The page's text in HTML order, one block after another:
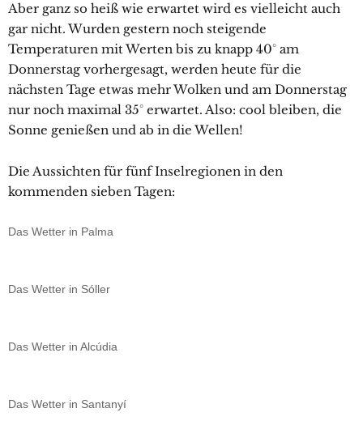
Aber ganz so heiß wie erwartet wird es vielleicht auch
gar nicht. Wurden gestern noch steigende
Temperaturen mit Werten bis zu knapp 40° am
Donnerstag vorhergesagt, werden heute für die
nächsten Tage etwas mehr Wolken und am Donnerstag
nur noch maximal 35° erwartet. Also: cool bleiben, die
Sonne genießen und ab in die Wellen!
Die Aussichten für fünf Inselregionen in den
kommenden sieben Tagen:
Das Wetter in Palma
Das Wetter in Sóller
Das Wetter in Alcúdia
Das Wetter in Santanyí